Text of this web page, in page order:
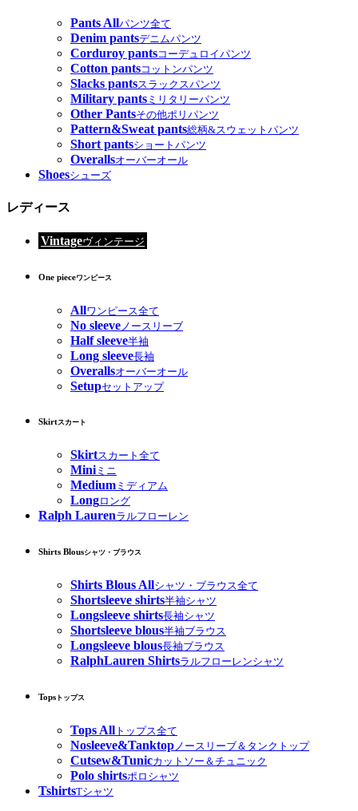
Pants Allパンツ全て
Denim pantsデニムパンツ
Corduroy pantsコーデュロイパンツ
Cotton pantsコットンパンツ
Slacks pantsスラックスパンツ
Military pants ミリタリーパンツ
Other Pantsその他ポリパンツ
Pattern&Sweat pants総柄&スウェットパンツ
Short pantsショートパンツ
Overallsオーバーオール
Shoesシューズ
レディース
Vintageヴィンテージ
One pieceワンピース
Allワンピース全て
No sleeve ノースリーブ
Half sleeve半袖
Long sleeve長袖
Overallsオーバーオール
Setupセットアップ
Skirtスカート
Skirtスカート全て
Miniミニ
Medium ミディアム
Longロング
Ralph Laurenラルフローレン
Shirts Blousシャツ・ブラウス
Shirts Blous Allシャツ・ブラウス全て
Shortsleeve shirts半袖シャツ
Longsleeve shirts長袖シャツ
Shortsleeve blous半袖ブラウス
Longsleeve blous長袖ブラウス
RalphLauren Shirtsラルフローレンシャツ
Tops トップス
Tops All トップス全て
Nosleeve&Tanktopノースリーブ＆タンクトップ
Cutsew&Tunicカットソー＆チュニック
Polo shirtsポロシャツ
TshirtsTシャツ